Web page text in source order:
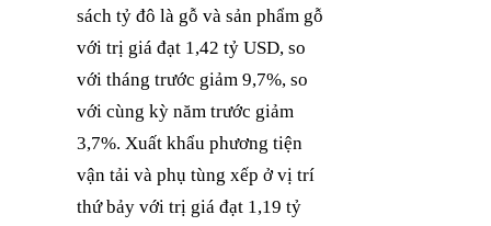
sách tỷ đô là gỗ và sản phẩm gỗ
với trị giá đạt 1,42 tỷ USD, so
với tháng trước giảm 9,7%, so
với cùng kỳ năm trước giảm
3,7%. Xuất khẩu phương tiện
vận tải và phụ tùng xếp ở vị trí
thứ bảy với trị giá đạt 1,19 tỷ